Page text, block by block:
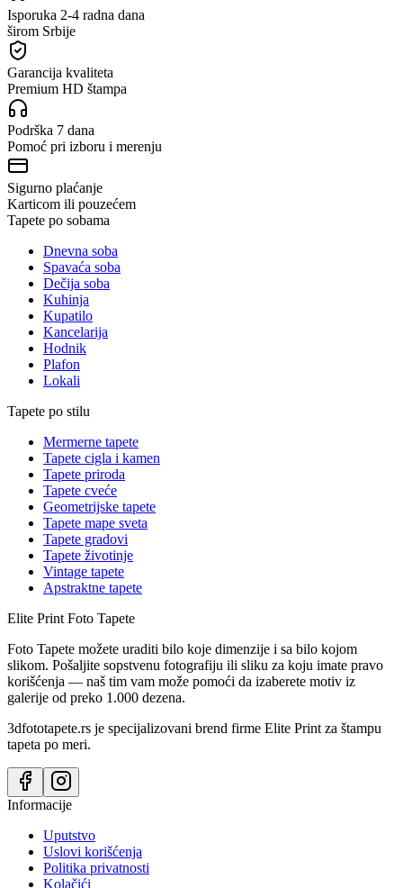
Isporuka 2-4 radna dana
širom Srbije
Garancija kvaliteta
Premium HD štampa
Podrška 7 dana
Pomoć pri izboru i merenju
Sigurno plaćanje
Karticom ili pouzećem
Tapete po sobama
Dnevna soba
Spavaća soba
Dečija soba
Kuhinja
Kupatilo
Kancelarija
Hodnik
Plafon
Lokali
Tapete po stilu
Mermerne tapete
Tapete cigla i kamen
Tapete priroda
Tapete cveće
Geometrijske tapete
Tapete mape sveta
Tapete gradovi
Tapete životinje
Vintage tapete
Apstraktne tapete
Elite Print Foto Tapete
Foto Tapete možete uraditi bilo koje dimenzije i sa bilo kojom
slikom. Pošaljite sopstvenu fotografiju ili sliku za koju imate pravo
korišćenja — naš tim vam može pomoći da izaberete motiv iz
galerije od preko 1.000 dezena.
3dfototapete.rs je specijalizovani brend firme Elite Print za štampu
tapeta po meri.
Informacije
Uputstvo
Uslovi korišćenja
Politika privatnosti
Kolačići